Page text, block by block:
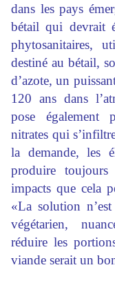
dans les pays
bétail qui devrait
phytosanitaires,
destiné au bétail,
d’azote, un
120 ans dans
pose également
nitrates qui
la demande, les
produire
impacts que cela
«La solution
végétarien,
réduire les
viande serait un